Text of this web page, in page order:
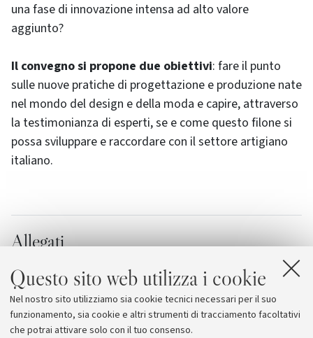
Questo sito web utilizza i cookie
Nel nostro sito utilizziamo sia cookie tecnici necessari per il suo
funzionamento, sia cookie e altri strumenti di tracciamento facoltativi
che potrai attivare solo con il tuo consenso.
una fase di innovazione intensa ad alto valore
aggiunto?
Il convegno si propone due obiettivi: fare il punto
sulle nuove pratiche di progettazione e produzione nate
nel mondo del design e della moda e capire, attraverso
la testimonianza di esperti, se e come questo filone si
possa sviluppare e raccordare con il settore artigiano
italiano.
Allegati
Il programma del convegno [1.3 MB]
Un nuovo artigianato autoprodotto e sostenibile
può rinnovare la moda e il design?